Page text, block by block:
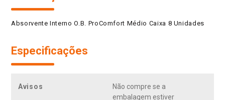
Absorvente Interno O.B. ProComfort Médio Caixa 8 Unidades
Especificações
Avisos
Não compre se a
embalagem estiver